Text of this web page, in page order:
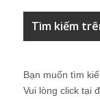
Tìm kiếm
Bạn muốn tìm
Vui lòng click tại